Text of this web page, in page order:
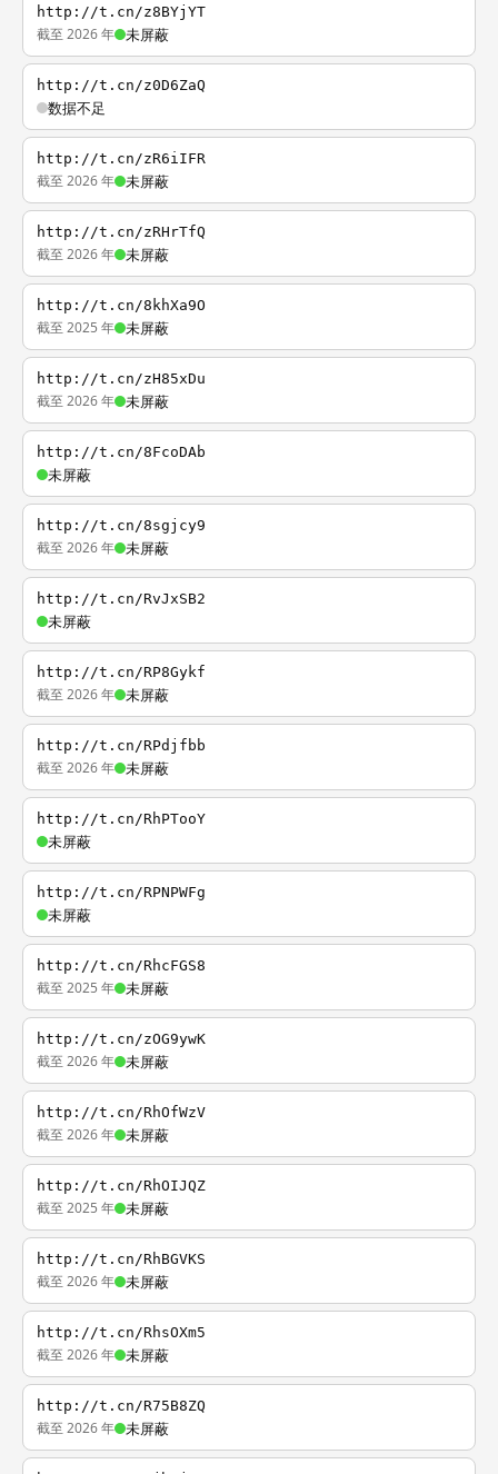
http://t.cn/z8BYjYT
截至 2026 年 未屏蔽
http://t.cn/z0D6ZaQ
数据不足
http://t.cn/zR6iIFR
截至 2026 年 未屏蔽
http://t.cn/zRHrTfQ
截至 2026 年 未屏蔽
http://t.cn/8khXa9O
截至 2025 年 未屏蔽
http://t.cn/zH85xDu
截至 2026 年 未屏蔽
http://t.cn/8FcoDAb
未屏蔽
http://t.cn/8sgjcy9
截至 2026 年 未屏蔽
http://t.cn/RvJxSB2
未屏蔽
http://t.cn/RP8Gykf
截至 2026 年 未屏蔽
http://t.cn/RPdjfbb
截至 2026 年 未屏蔽
http://t.cn/RhPTooY
未屏蔽
http://t.cn/RPNPWFg
未屏蔽
http://t.cn/RhcFGS8
截至 2025 年 未屏蔽
http://t.cn/zOG9ywK
截至 2026 年 未屏蔽
http://t.cn/RhOfWzV
截至 2026 年 未屏蔽
http://t.cn/RhOIJQZ
截至 2025 年 未屏蔽
http://t.cn/RhBGVKS
截至 2026 年 未屏蔽
http://t.cn/RhsOXm5
截至 2026 年 未屏蔽
http://t.cn/R75B8ZQ
截至 2026 年 未屏蔽